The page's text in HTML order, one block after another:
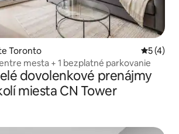
Toronto
5 (4)
mesta + 1 bezplatné parkovanie
dovolenkové prenájmy
miesta CN Tower